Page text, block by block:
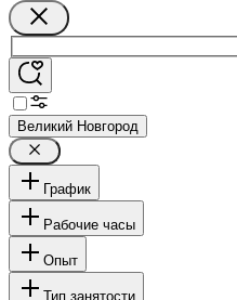
Великий Новгород
График
Рабочие часы
Опыт
Тип занятости